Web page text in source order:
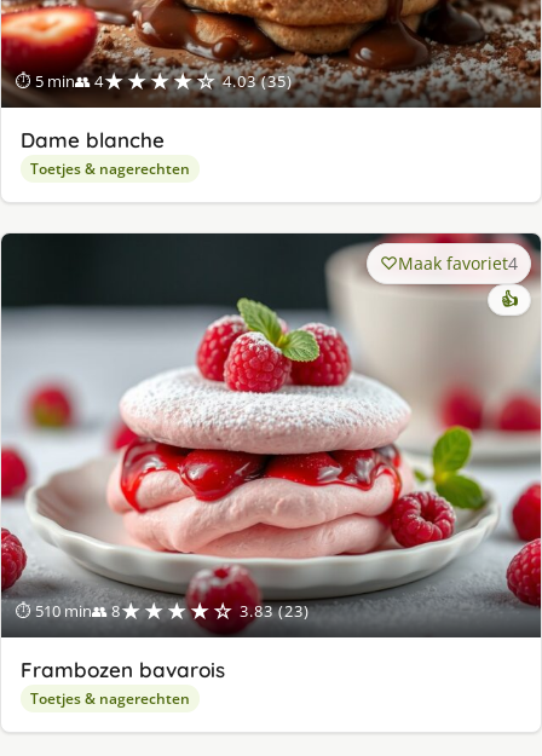
⏱ 5 min👥 4★★★★☆ 4.03 (35)
Dame blanche
Toetjes & nagerechten
⏱ 510 min👥 8★★★★☆ 3.83 (23)
Maak favoriet4
👍
Frambozen bavarois
Toetjes & nagerechten